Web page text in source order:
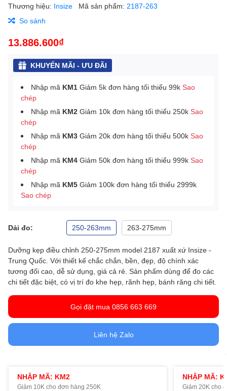
Thương hiệu: Insize Mã sản phẩm: 2187-263
So sánh
13.886.600₫
KHUYẾN MÃI - ƯU ĐÃI
Nhập mã KM1 Giảm 5k đơn hàng tối thiểu 99k Sao
chép
Nhập mã KM2 Giảm 10k đơn hàng tối thiểu 250k Sao
chép
Nhập mã KM3 Giảm 20k đơn hàng tối thiểu 500k Sao
chép
Nhập mã KM4 Giảm 50k đơn hàng tối thiểu 999k Sao
chép
Nhập mã KM5 Giảm 100k đơn hàng tối thiểu 2999k
Sao chép
Dải đo: 250-263mm 263-275mm
Dưỡng kẹp điều chỉnh 250-275mm model 2187 xuất xứ Insize -
Trung Quốc. Với thiết kế chắc chắn, bền, đẹp, độ chính xác
tương đối cao, dễ sử dụng, giá cả rẻ. Sản phẩm dùng để đo các
chi tiết đặc biệt, có vị trí đo khe hẹp, rãnh hẹp, bánh răng chi tiết.
Gọi đặt mua 0856 663 669
Liên hệ Zalo
NHẬP MÃ: KM2
Giảm 10K cho đơn hàng 250K
NHẬP MÃ:
Giảm 20K cho